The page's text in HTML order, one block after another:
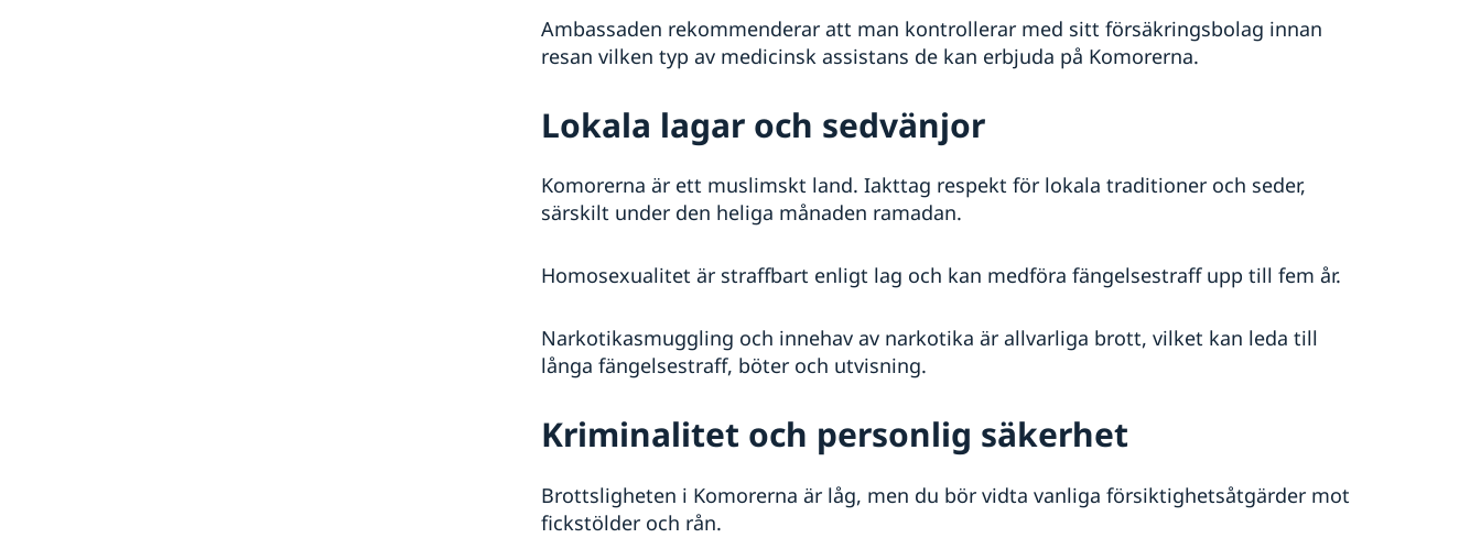
Ambassaden rekommenderar att man kontrollerar med sitt försäkringsbolag innan
resan vilken typ av medicinsk assistans de kan erbjuda på Komorerna.
Lokala lagar och sedvänjor
Komorerna är ett muslimskt land. Iakttag respekt för lokala traditioner och seder,
särskilt under den heliga månaden ramadan.
Homosexualitet är straffbart enligt lag och kan medföra fängelsestraff upp till fem år.
Narkotikasmuggling och innehav av narkotika är allvarliga brott, vilket kan leda till
långa fängelsestraff, böter och utvisning.
Kriminalitet och personlig säkerhet
Brottsligheten i Komorerna är låg, men du bör vidta vanliga försiktighetsåtgärder mot
fickstölder och rån.